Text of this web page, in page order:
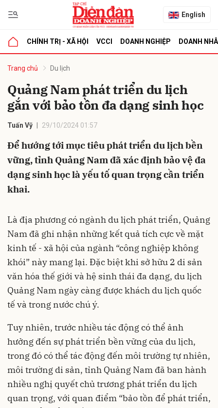
English
CHÍNH TRỊ - XÃ HỘI VCCI DOANH NGHIỆP DOANH
Trang chủ Du lịch
Quảng Nam phát triển du lịch
gắn với bảo tồn đa dạng sinh học
Tuấn Vỹ 29/10/2024 01:57
Để hướng tới mục tiêu phát triển du lịch bền
vững, tỉnh Quảng Nam đã xác định bảo vệ đa
dạng sinh học là yếu tố quan trọng cần triển
khai.
Là địa phương có ngành du lịch phát triển, Quảng
Nam đã ghi nhận những kết quả tích cực về mặt
kinh tế - xã hội của ngành “công nghiệp không
khói” này mang lại. Đặc biệt khi sở hữu 2 di sản
văn hóa thế giới và hệ sinh thái đa dạng, du lịch
Quảng Nam ngày càng được khách du lịch quốc
tế và trong nước chú ý.
Tuy nhiên, trước nhiều tác động có thể ảnh
hưởng đến sự phát triển bền vững của du lịch,
trong đó có thể tác động đến môi trường tự nhiên,
môi trường di sản, tỉnh Quảng Nam đã ban hành
nhiều nghị quyết chủ trương phát triển du lịch
quan trọng, với quan điểm “bảo tồn để phát triển,
luận
Hủy